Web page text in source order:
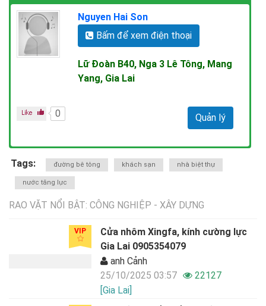
Nguyen Hai Son
Bấm để xem điện thoại
Lữ Đoàn B40, Nga 3 Lê Tông, Mang
Yang, Gia Lai
Quản lý
0
Tags: đường bê tông khách sạn nhà biệt thự
nước tăng lực
RAO VẶT NỔI BẬT: CÔNG NGHIỆP - XÂY DỰNG
VIP
Cửa nhôm Xingfa, kính cường lực
Gia Lai 0905354079
anh Cảnh
25/10/2025 03:57
22127
[Gia Lai]